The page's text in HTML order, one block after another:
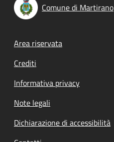
Comune di Martirano
Footer menu
Area riservata
Crediti
Informativa privacy
Note legali
Dichiarazione di accessibilità